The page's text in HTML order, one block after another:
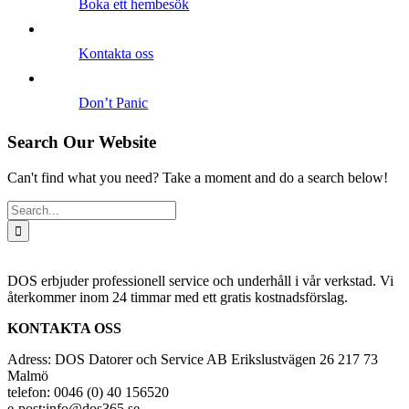
Boka ett hembesök
Kontakta oss
Don’t Panic
Search Our Website
Can't find what you need? Take a moment and do a search below!
Search
for:
DOS erbjuder professionell service och underhåll i vår verkstad. Vi
återkommer inom 24 timmar med ett gratis kostnadsförslag.
KONTAKTA OSS
Adress: DOS Datorer och Service AB Erikslustvägen 26 217 73
Malmö
telefon: 0046 (0) 40 156520